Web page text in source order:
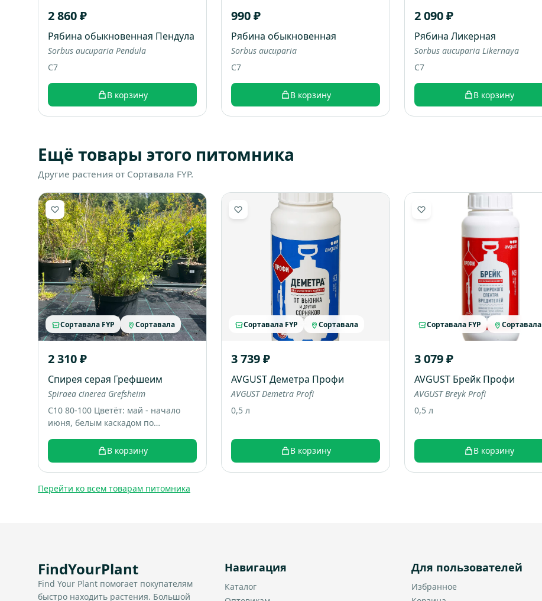
2 860 ₽
Рябина обыкновенная Пендула
Sorbus aucuparia Pendula
C7
В корзину
990 ₽
Рябина обыкновенная
Sorbus aucuparia
C7
В корзину
2 090 ₽
Рябина Ликерная
Sorbus aucuparia Likernaya
C7
В корзину
Ещё товары этого питомника
Другие растения от Сортавала FYP.
Сортавала FYP Сортавала
2 310 ₽
Спирея серая Грефшеим
Spiraea cinerea Grefsheim
С10 80-100 Цветёт: май - начало
июня, белым каскадом по
раскидистый куст, весной весь
покрывается белыми цветами,
выглядит как “белый фонтан”.
Итоговый размер: примерно 1,5-2
м высотой и шириной.
В корзину
Сортавала FYP Сортавала
3 739 ₽
AVGUST Деметра Профи
AVGUST Demetra Profi
0,5 л
В корзину
Сортавала FYP Сортавала
3 079 ₽
AVGUST Брейк Профи
AVGUST Breyk Profi
0,5 л
В корзину
Перейти ко всем товарам питомника
FindYourPlant
Find Your Plant помогает покупателям
быстро находить растения. Большой
Навигация
Каталог
Для пользователей
Избранное